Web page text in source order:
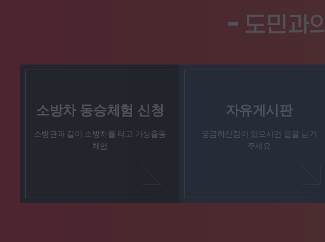
- 도민과의
소방차 동승체험 신청
소방관과 같이 소방차를 타고 가상출동
체험
자유게시판
궁금하신점이 있으시면 글을 남겨
주세요